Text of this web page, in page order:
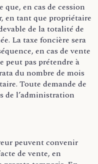
que, en cas de cession
en tant que propriétaire
de la totalité de
La taxe foncière sera
en cas de vente
peut pas prétendre à
du nombre de mois
Toute demande de
de l’administration
peuvent convenir
de vente, en